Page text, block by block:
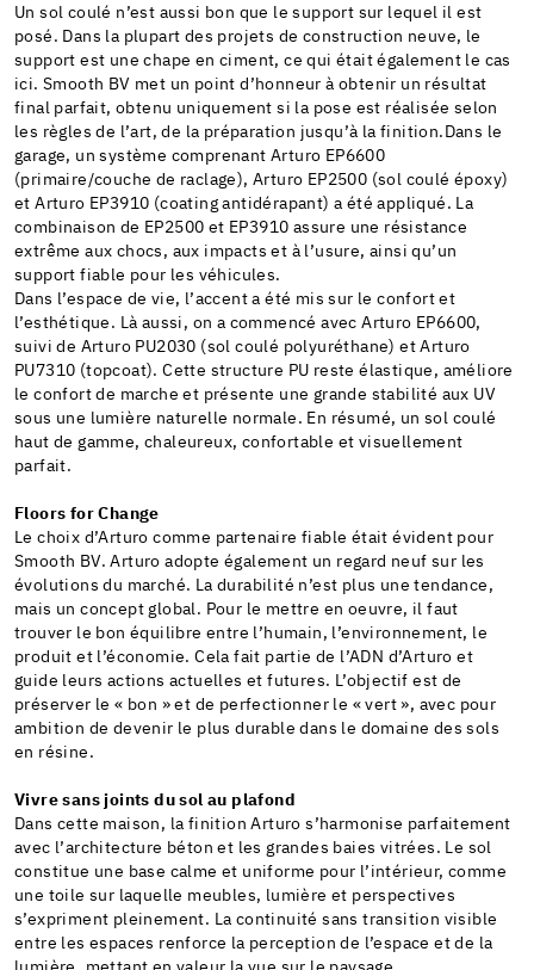
Un sol coulé n’est aussi bon que le support sur lequel il est
posé. Dans la plupart des projets de construction neuve, le
support est une chape en ciment, ce qui était également le cas
ici. Smooth BV met un point d’honneur à obtenir un résultat
final parfait, obtenu uniquement si la pose est réalisée selon
les règles de l’art, de la préparation jusqu’à la finition.Dans le
garage, un système comprenant Arturo EP6600
(primaire/couche de raclage), Arturo EP2500 (sol coulé époxy)
et Arturo EP3910 (coating antidérapant) a été appliqué. La
combinaison de EP2500 et EP3910 assure une résistance
extrême aux chocs, aux impacts et à l’usure, ainsi qu’un
support fiable pour les véhicules.
Dans l’espace de vie, l’accent a été mis sur le confort et
l’esthétique. Là aussi, on a commencé avec Arturo EP6600,
suivi de Arturo PU2030 (sol coulé polyuréthane) et Arturo
PU7310 (topcoat). Cette structure PU reste élastique, améliore
le confort de marche et présente une grande stabilité aux UV
sous une lumière naturelle normale. En résumé, un sol coulé
haut de gamme, chaleureux, confortable et visuellement
parfait.
Floors for Change
Le choix d’Arturo comme partenaire fiable était évident pour
Smooth BV. Arturo adopte également un regard neuf sur les
évolutions du marché. La durabilité n’est plus une tendance,
mais un concept global. Pour le mettre en oeuvre, il faut
trouver le bon équilibre entre l’humain, l’environnement, le
produit et l’économie. Cela fait partie de l’ADN d’Arturo et
guide leurs actions actuelles et futures. L’objectif est de
préserver le « bon » et de perfectionner le « vert », avec pour
ambition de devenir le plus durable dans le domaine des sols
en résine.
Vivre sans joints du sol au plafond
Dans cette maison, la finition Arturo s’harmonise parfaitement
avec l’architecture béton et les grandes baies vitrées. Le sol
constitue une base calme et uniforme pour l’intérieur, comme
une toile sur laquelle meubles, lumière et perspectives
s’expriment pleinement. La continuité sans transition visible
entre les espaces renforce la perception de l’espace et de la